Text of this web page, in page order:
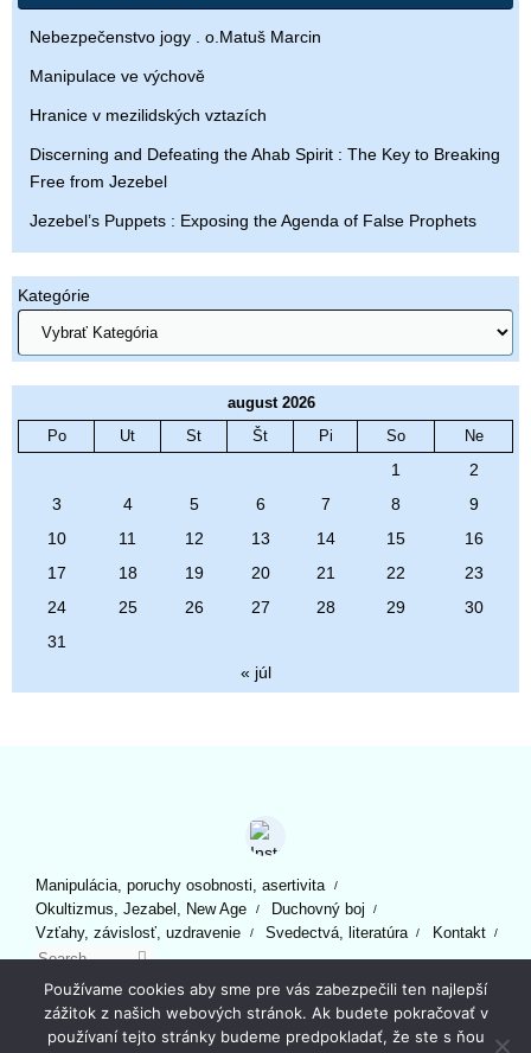
Nebezpečenstvo jogy . o.Matuš Marcin
Manipulace ve výchově
Hranice v mezilidských vztazích
Discerning and Defeating the Ahab Spirit : The Key to Breaking
Free from Jezebel
Jezebel’s Puppets : Exposing the Agenda of False Prophets
Kategórie
august 2026
Po
Ut St Št Pi So Ne
1
2
3
4 5 6 7 8
9
10
11 12 13 14 15
16
17
18 19 20 21 22
23
24
25 26 27 28 29
30
31
« júl
Manipulácia, poruchy osobnosti, asertivita
Okultizmus, Jezabel, New Age
Duchovný boj
Vzťahy, závislosť, uzdravenie
Svedectvá, literatúra
Kontakt
Search
Powered byTempera& WordPress.
Používame cookies aby sme pre vás zabezpečili ten najlepší
zážitok z našich webových stránok. Ak budete pokračovať v
používaní tejto stránky budeme predpokladať, že ste s ňou